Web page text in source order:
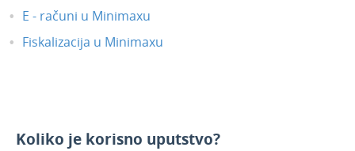
E - računi u Minimaxu
Fiskalizacija u Minimaxu
Koliko je korisno uputstvo?